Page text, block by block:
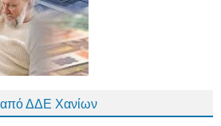
από ΔΔΕ Χανίων